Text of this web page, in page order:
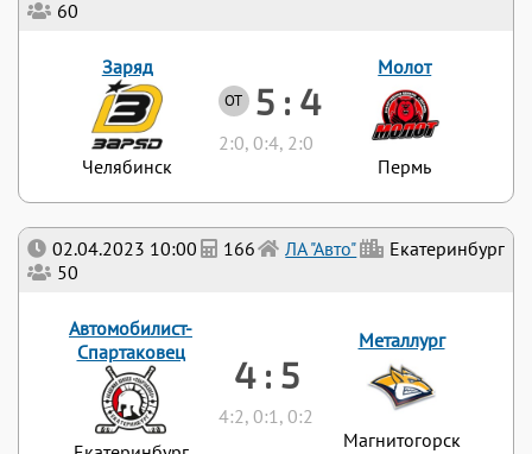
02.04.2023 10:00 166 ЛА "Авто"
Екатеринбург
50
Автомобилист-
Спартаковец
4 : 5
4:2, 0:1, 0:2
Металлург
Магнитогорск
60
Заряд
Челябинск
5 : 4
ОТ
2:0, 0:4, 2:0
Молот
Пермь